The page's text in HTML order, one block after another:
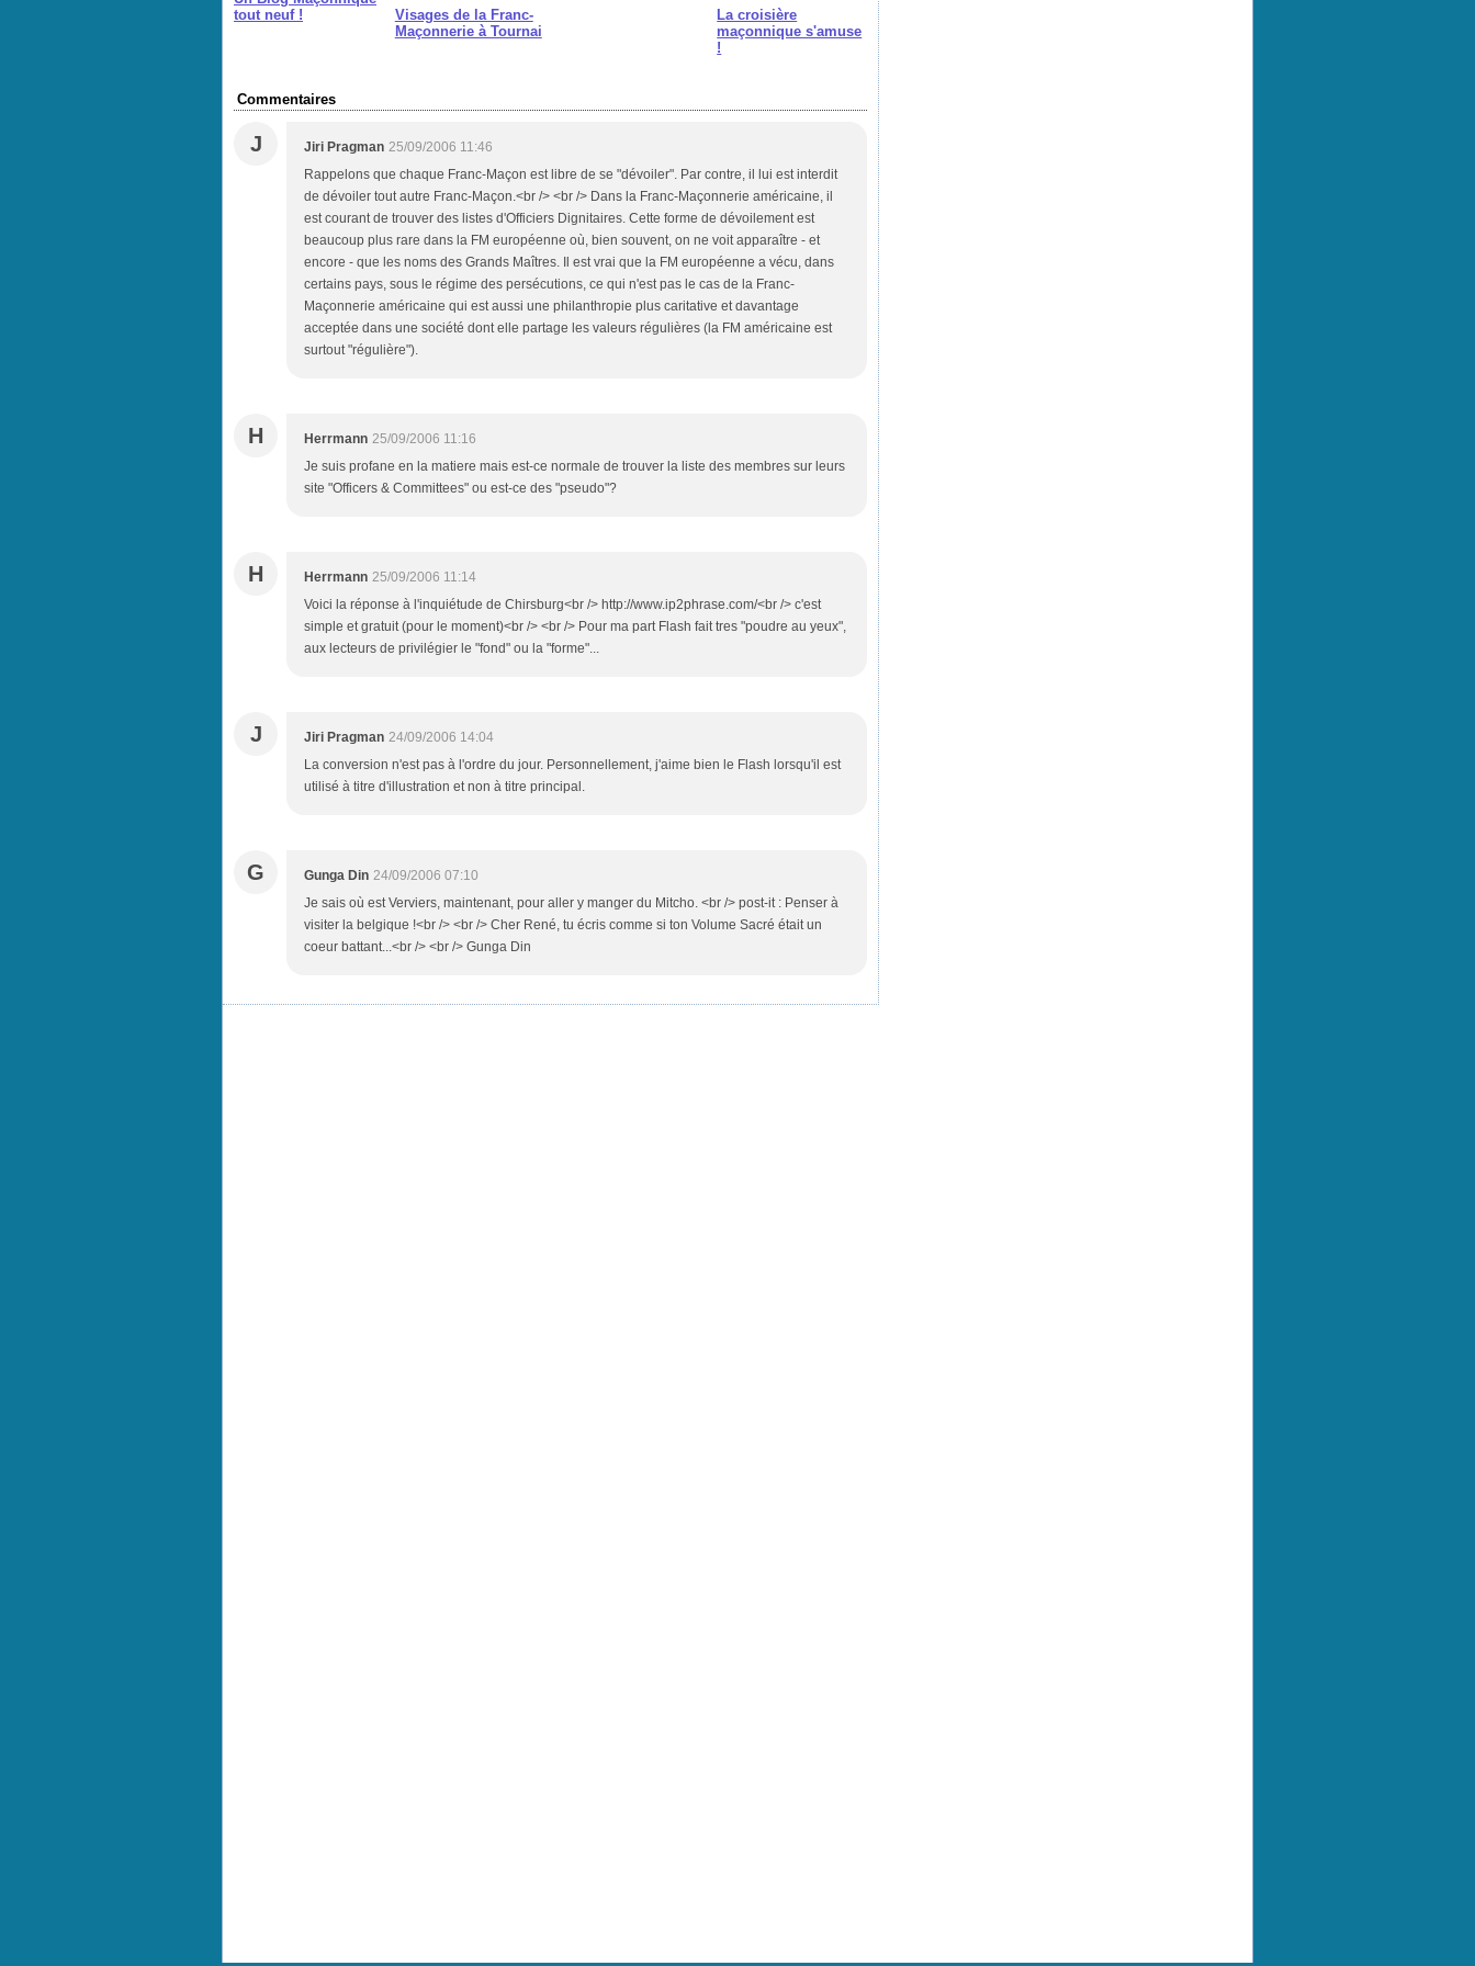
tout neuf !
Visages de la Franc-
Maçonnerie à Tournai
La croisière
maçonnique s'amuse
!
Commentaires
J Jiri Pragman 25/09/2006 11:46
Rappelons que chaque Franc-Maçon est libre de se "dévoiler". Par contre, il lui est interdit
de dévoiler tout autre Franc-Maçon.<br /> <br /> Dans la Franc-Maçonnerie américaine, il
est courant de trouver des listes d'Officiers Dignitaires. Cette forme de dévoilement est
beaucoup plus rare dans la FM européenne où, bien souvent, on ne voit apparaître - et
encore - que les noms des Grands Maîtres. Il est vrai que la FM européenne a vécu, dans
certains pays, sous le régime des persécutions, ce qui n'est pas le cas de la Franc-
Maçonnerie américaine qui est aussi une philanthropie plus caritative et davantage
acceptée dans une société dont elle partage les valeurs régulières (la FM américaine est
surtout "régulière").
H Herrmann 25/09/2006 11:16
Je suis profane en la matiere mais est-ce normale de trouver la liste des membres sur leurs
site "Officers & Committees" ou est-ce des "pseudo"?
H Herrmann 25/09/2006 11:14
Voici la réponse à l'inquiétude de Chirsburg<br /> http://www.ip2phrase.com/<br /> c'est
simple et gratuit (pour le moment)<br /> <br /> Pour ma part Flash fait tres "poudre au yeux",
aux lecteurs de privilégier le "fond" ou la "forme"...
J Jiri Pragman 24/09/2006 14:04
La conversion n'est pas à l'ordre du jour. Personnellement, j'aime bien le Flash lorsqu'il est
utilisé à titre d'illustration et non à titre principal.
G Gunga Din 24/09/2006 07:10
Je sais où est Verviers, maintenant, pour aller y manger du Mitcho. <br /> post-it : Penser à
visiter la belgique !<br /> <br /> Cher René, tu écris comme si ton Volume Sacré était un
coeur battant...<br /> <br /> Gunga Din